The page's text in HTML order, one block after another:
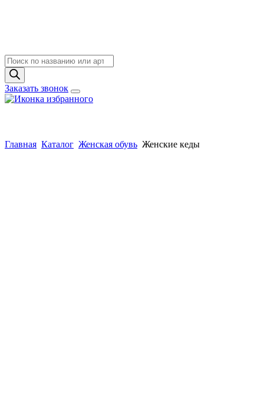
Поиск
товаров
Заказать звонок
Главная Каталог Женская обувь Женские кеды